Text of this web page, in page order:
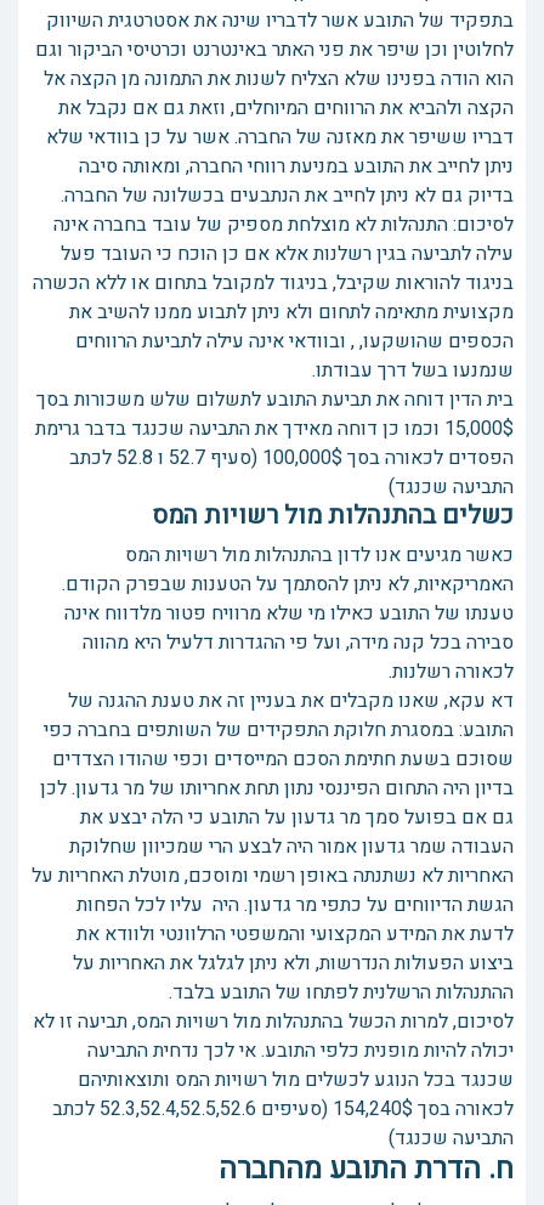
בתפקיד של התובע אשר לדבריו שינה את אסטרטגית השיווק
לחלוטין וכן שיפר את פני האתר באינטרנט וכרטיסי הביקור וגם
הוא הודה בפנינו שלא הצליח לשנות את התמונה מן הקצה אל
הקצה ולהביא את הרווחים המיוחלים, וזאת גם אם נקבל את
דבריו ששיפר את מאזנה של החברה. אשר על כן בוודאי שלא
ניתן לחייב את התובע במניעת רווחי החברה, ומאותה סיבה
בדיוק גם לא ניתן לחייב את הנתבעים בכשלונה של החברה.
לסיכום: התנהלות לא מוצלחת מספיק של עובד בחברה אינה
עילה לתביעה בגין רשלנות אלא אם כן הוכח כי העובד פעל
בניגוד להוראות שקיבל, בניגוד למקובל בתחום או ללא הכשרה
מקצועית מתאימה לתחום ולא ניתן לתבוע ממנו להשיב את
הכספים שהושקעו, , ובוודאי אינה עילה לתביעת הרווחים
שנמנעו בשל דרך עבודתו.
בית הדין דוחה את תביעת התובע לתשלום שלש משכורות בסך
15,000$ וכמו כן דוחה מאידך את התביעה שכנגד בדבר גרימת
הפסדים לכאורה בסך 100,000$ (סעיף 52.7 ו 52.8 לכתב
התביעה שכנגד)
כשלים בהתנהלות מול רשויות המס
כאשר מגיעים אנו לדון בהתנהלות מול רשויות המס
האמריקאיות, לא ניתן להסתמך על הטענות שבפרק הקודם.
טענתו של התובע כאילו מי שלא מרוויח פטור מלדווח אינה
סבירה בכל קנה מידה, ועל פי ההגדרות דלעיל היא מהווה
לכאורה רשלנות.
דא עקא, שאנו מקבלים את בעניין זה את טענת ההגנה של
התובע: במסגרת חלוקת התפקידים של השותפים בחברה כפי
שסוכם בשעת חתימת הסכם המייסדים וכפי שהודו הצדדים
בדיון היה התחום הפיננסי נתון תחת אחריותו של מר גדעון. לכן
גם אם בפועל סמך מר גדעון על התובע כי הלה יבצע את
העבודה שמר גדעון אמור היה לבצע הרי שמכיוון שחלוקת
האחריות לא נשתנתה באופן רשמי ומוסכם, מוטלת האחריות על
הגשת הדיווחים על כתפי מר גדעון. היה עליו לכל הפחות
לדעת את המידע המקצועי והמשפטי הרלוונטי ולוודא את
ביצוע הפעולות הנדרשות, ולא ניתן לגלגל את האחריות על
ההתנהלות הרשלנית לפתחו של התובע בלבד.
לסיכום, למרות הכשל בהתנהלות מול רשויות המס, תביעה זו לא
יכולה להיות מופנית כלפי התובע. אי לכך נדחית התביעה
שכנגד בכל הנוגע לכשלים מול רשויות המס ותוצאותיהם
לכאורה בסך 154,240$ (סעיפים 52.3,52.4,52.5,52.6 לכתב
התביעה שכנגד)
ח. הדרת התובע מהחברה